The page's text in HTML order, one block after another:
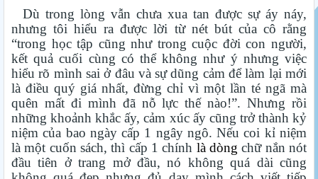
Dù trong lòng vẫn chưa xua tan được sự áy náy,
nhưng tôi hiểu ra được lời từ nét bút của cô rằng
“trong học tập cũng như trong cuộc đời con người,
kết quả cuối cùng có thể không như ý nhưng việc
hiểu rõ mình sai ở đâu và sự dũng cảm để làm lại mới
là điều quý giá nhất, đừng chỉ vì một lần té ngã mà
quên mất đi mình đã nỗ lực thế nào!”. Nhưng rồi
những khoảnh khắc ấy, cảm xúc ấy cũng trở thành kỷ
niệm của bao ngày cấp 1 ngây ngô. Nếu coi kỉ niệm
là một cuốn sách, thì cấp 1 chính là dòngchữ nắn nót
đầu tiên ở trang mở đầu, nó không quá dài cũng